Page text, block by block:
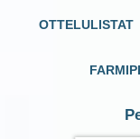
OTTELULISTAT